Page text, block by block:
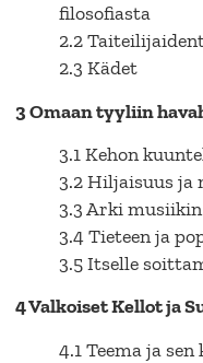
filosofiasta
2.2
2.3 Kädet
3 Omaan tyyliin
3.1 Kehon
3.2 Hiljaisuus ja
3.3 Arki
3.4 Tieteen ja
3.5 Itselle
4 Valkoiset Kellot ja
4.1 Teema ja